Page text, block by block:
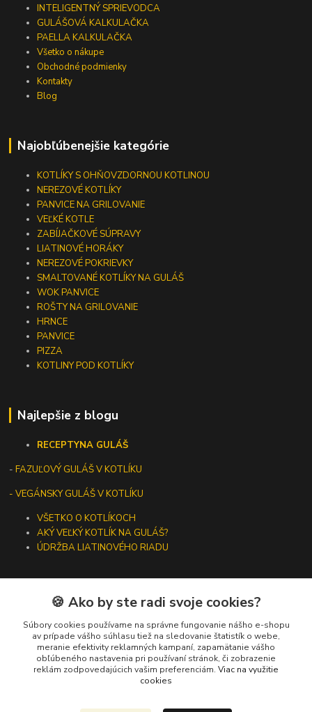
INTELIGENTNÝ SPRIEVODCA
GULÁŠOVÁ KALKULAČKA
PAELLA KALKULAČKA
Všetko o nákupe
Obchodné podmienky
Kontakty
Blog
Najobľúbenejšie kategórie
KOTLÍKY S OHŇOVZDORNOU KOTLINOU
NEREZOVÉ KOTLÍKY
PANVICE NA GRILOVANIE
VEĽKÉ KOTLE
ZABÍJAČKOVÉ SÚPRAVY
LIATINOVÉ HORÁKY
NEREZOVÉ POKRIEVKY
SMALTOVANÉ KOTLÍKY NA GULÁŠ
WOK PANVICE
ROŠTY NA GRILOVANIE
HRNCE
PANVICE
PIZZA
KOTLINY POD KOTLÍKY
Najlepšie z blogu
RECEPTYNA GULÁŠ
-FAZUĽOVÝ GULÁŠ V KOTLÍKU
- VEGÁNSKY GULÁŠ V KOTLÍKU
VŠETKO O KOTLÍKOCH
AKÝ VEĽKÝ KOTLÍK NA GULÁŠ?
ÚDRŽBA LIATINOVÉHO RIADU
Kontakty
+421 919 275 553
(Po-Pia, 10-13 hod.)
🍪 Ako by ste radi svoje cookies?
Súbory cookies používame na správne fungovanie nášho e-shopu
av prípade vášho súhlasu tiež na sledovanie štatistík o webe,
meranie efektivity reklamných kampaní, zapamätanie vášho
obľúbeného nastavenia pri používaní stránok, či zobrazenie
reklám zodpovedajúcich vašim preferenciám. Viac na využitie
cookies